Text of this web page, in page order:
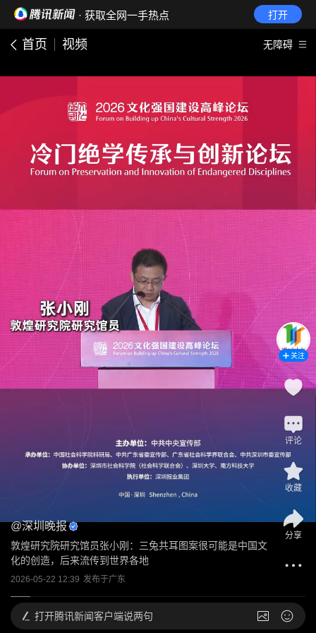
· 获取全网一手热点 打开
首页 视频 无障碍
@深圳晚报
敦煌研究院研究馆员张小刚：三兔共耳图案很可能是中国文
化的创造，后来流传到世界各地
2026-05-22 12:39 发布于广东
关注
评论
收藏
分享
打开腾讯新闻客户端说两句